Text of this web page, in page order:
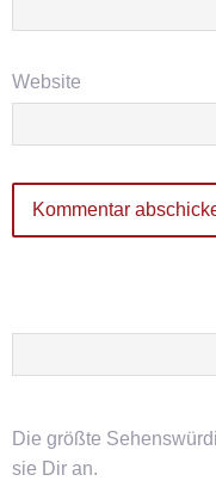
Website
Die größte
sie Dir an.